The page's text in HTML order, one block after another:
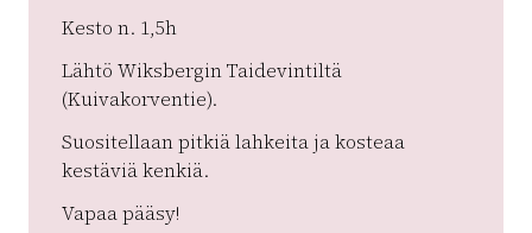
Kesto n. 1,5h
Lähtö Wiksbergin Taidevintiltä
(Kuivakorventie).
Suositellaan pitkiä lahkeita ja kosteaa
kestäviä kenkiä.
Vapaa pääsy!